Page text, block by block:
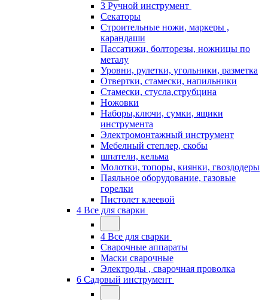
3 Ручной инструмент
Cекаторы
Строительные ножи, маркеры ,
карандаши
Пассатижи, болторезы, ножницы по
металу
Уровни, рулетки, угольники, разметка
Отвертки, стамески, напильники
Стамески, стусла,струбцина
Ножовки
Наборы,ключи, сумки, ящики
инструмента
Электромонтажный инструмент
Мебелный степлер, скобы
шпатели, кельма
Молотки, топоры, киянки, гвоздодеры
Паяльное оборудование, газовые
горелки
Пистолет клеевой
4 Все для сварки
4 Все для сварки
Сварочные аппараты
Маски сварочные
Электроды , сварочная проволка
6 Садовый инструмент